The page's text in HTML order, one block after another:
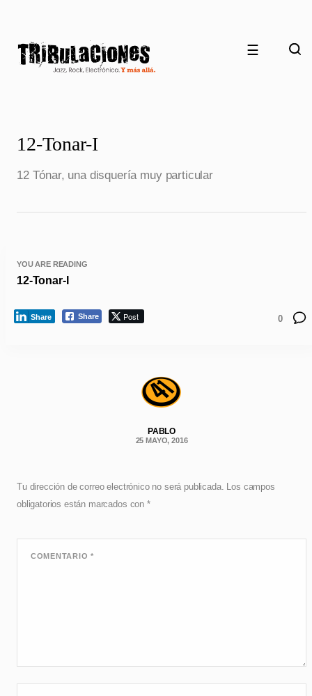
☰
12-Tonar-I
12 Tónar, una disquería muy particular
YOU ARE READING
12-Tonar-I
Share Post
Share 0
PABLO
25 MAYO, 2016
Tu dirección de correo electrónico no será publicada. Los campos
obligatorios están marcados con *
COMENTARIO*